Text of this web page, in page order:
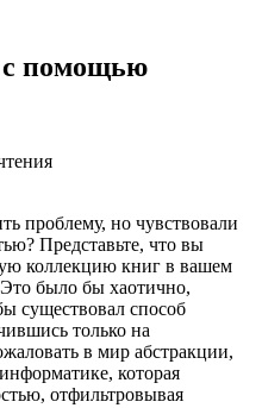
помощью
проблему, но чувствовали
Представьте, что вы
коллекцию книг в вашем
было бы хаотично,
существовал способ
только на
в мир абстракции,
которая
отфильтровывая